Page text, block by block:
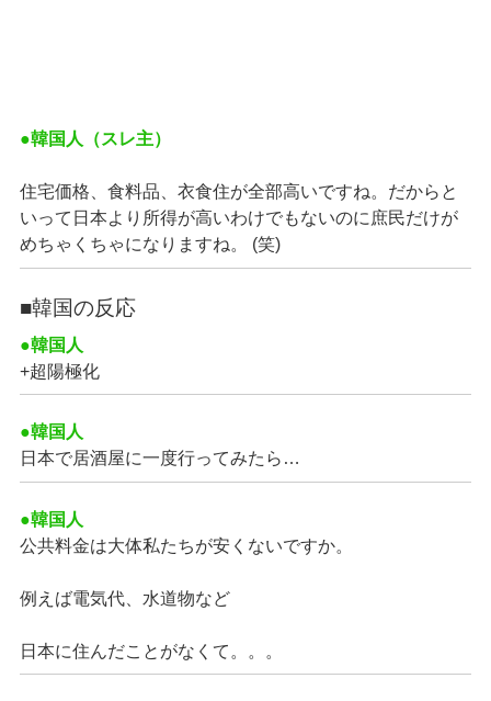
●韓国人（スレ主）
住宅価格、食料品、衣食住が全部高いですね。だからと
いって日本より所得が高いわけでもないのに庶民だけが
めちゃくちゃになりますね。 (笑)
■韓国の反応
●韓国人
+超陽極化
●韓国人
日本で居酒屋に一度行ってみたら…
●韓国人
公共料金は大体私たちが安くないですか。
例えば電気代、水道物など
日本に住んだことがなくて。。。